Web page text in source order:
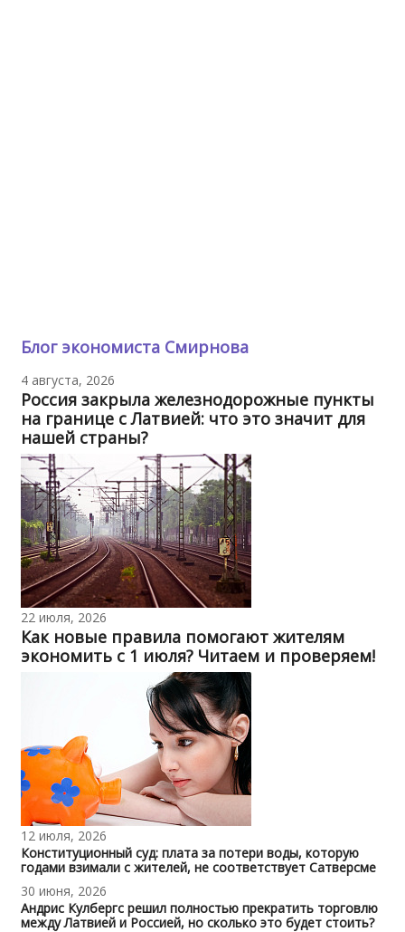
Блог экономиста Смирнова
4 августа, 2026
Россия закрыла железнодорожные пункты
на границе с Латвией: что это значит для
нашей страны?
22 июля, 2026
Как новые правила помогают жителям
экономить с 1 июля? Читаем и проверяем!
12 июля, 2026
Конституционный суд: плата за потери воды, которую
годами взимали с жителей, не соответствует Сатверсме
30 июня, 2026
Андрис Кулбергс решил полностью прекратить торговлю
между Латвией и Россией, но сколько это будет стоить?